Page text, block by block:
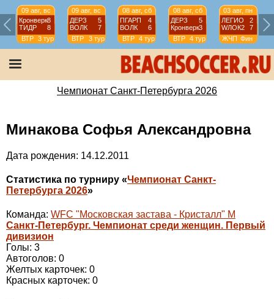
09 авг, вс
Кронверк8
ТИДР
8
ВТР
3 тур
09 авг, вс
ДЕРЗ
5
ВОЛК
7
ВТР
3 тур
08 авг, сб
ПГАРП
4
ВОЛК
6
ВТР
4 тур
08 авг, сб
ДЕРЗ
5
Кронверк3
ВТР
4 тур
03 авг, пн
ЛЕГИО
2
WЛОК2
7
ЖЧП Фин
Чемпионат Санкт-Петербурга 2026
Минакова Софья Александровна
Дата рождения: 14.12.2011
Статистика по турниру «Чемпионат Санкт-
Петербурга 2026»
Команда: WFC "Московская застава - Кристалл" М
Санкт-Петербург. Чемпионат среди женщин. Первый
дивизион
Голы: 3
Автоголов: 0
Желтых карточек: 0
Красных карточек: 0